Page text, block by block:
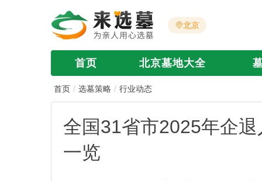
北京
首页 北京墓地大全
首页 选墓策略 行业动态
全国31省市2025年企
一览